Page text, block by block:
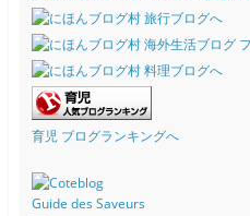
育児 ブログランキングへ
Guide des Saveurs